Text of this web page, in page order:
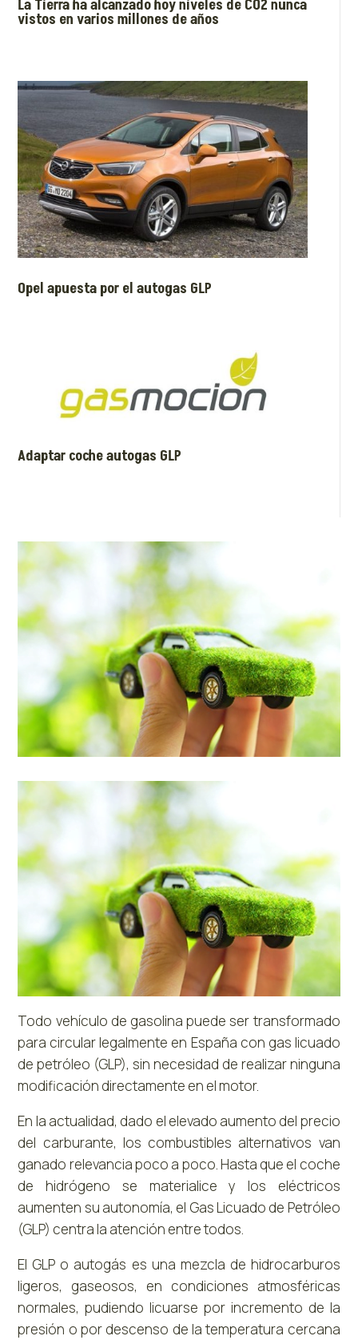
La Tierra ha alcanzado hoy niveles de CO2 nunca
vistos en varios millones de años
Opel apuesta por el autogas GLP
Adaptar coche autogas GLP
Todo vehículo de gasolina puede ser transformado
para circular legalmente en España con gas licuado
de petróleo (GLP), sin necesidad de realizar ninguna
modificación directamente en el motor.
En la actualidad, dado el elevado aumento del precio
del carburante, los combustibles alternativos van
ganado relevancia poco a poco. Hasta que el coche
de hidrógeno se materialice y los eléctricos
aumenten su autonomía, el Gas Licuado de Petróleo
(GLP) centra la atención entre todos.
El GLP o autogás es una mezcla de hidrocarburos
ligeros, gaseosos, en condiciones atmosféricas
normales, pudiendo licuarse por incremento de la
presión o por descenso de la temperatura cercana